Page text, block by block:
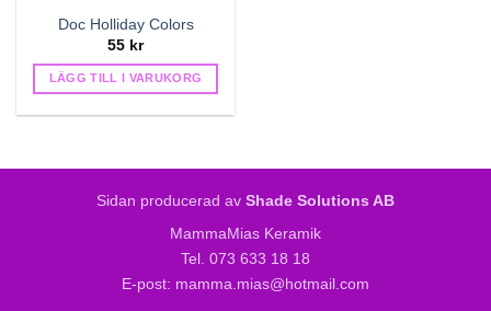
Doc Holliday Colors
55 kr
LÄGG TILL I VARUKORG
Sidan producerad av Shade Solutions AB
MammaMias Keramik
Tel. 073 633 18 18
E-post: mamma.mias@hotmail.com